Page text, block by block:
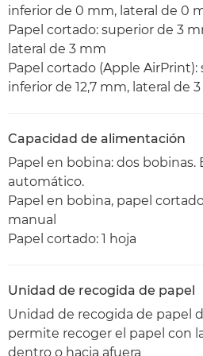
inferior de 0 mm, lateral de 0
Papel cortado: superior de 3
lateral de 3 mm
Papel cortado (Apple
inferior de 12,7 mm, lateral de
Capacidad de alimentación
Papel en bobina: dos bobinas.
automático.
Papel en bobina, papel
manual
Papel cortado: 1 hoja
Unidad de recogida de papel
Unidad de recogida de papel
permite recoger el papel con
dentro o hacia afuera